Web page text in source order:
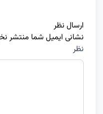
ارسال نظر
نشانی ایمیل شما منتشر
نظر